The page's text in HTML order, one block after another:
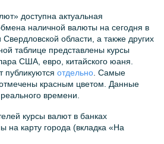
доступна актуальная
наличной валюты на сегодня в
области, а также других
таблице представлены курсы
США, евро, китайского юаня.
публикуются отдельно . Самые
красным цветом. Данные
времени.
курсы валют в банках
на карту города (вкладка «На